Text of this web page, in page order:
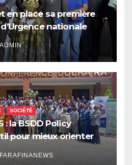
en place sa première
nationale
ADMIN
SOCIÉTÉ
: la BSDD Policy
pour mieux orienter
FARAFINANEWS